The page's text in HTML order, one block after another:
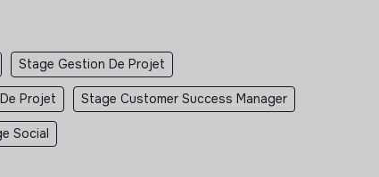
Stage Gestion De Projet
Projet Stage Customer Success Manager
Social